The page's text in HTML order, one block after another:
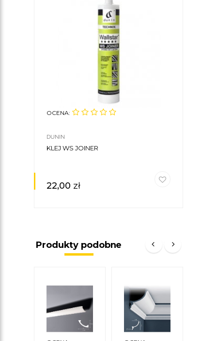
OCENA:
DUNIN
KLEJ WS JOINER
22,00 zł
Produkty podobne